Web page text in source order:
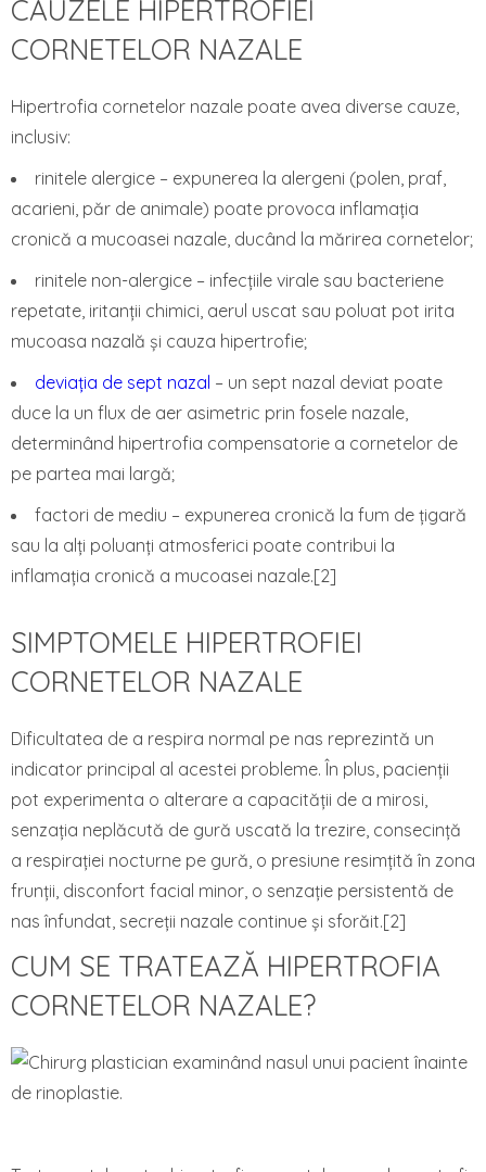
CAUZELE HIPERTROFIEI
CORNETELOR NAZALE
Hipertrofia cornetelor nazale poate avea diverse cauze,
inclusiv:
rinitele alergice – expunerea la alergeni (polen, praf,
acarieni, păr de animale) poate provoca inflamația
cronică a mucoasei nazale, ducând la mărirea cornetelor;
rinitele non-alergice – infecțiile virale sau bacteriene
repetate, iritanții chimici, aerul uscat sau poluat pot irita
mucoasa nazală și cauza hipertrofie;
deviația de sept nazal – un sept nazal deviat poate
duce la un flux de aer asimetric prin fosele nazale,
determinând hipertrofia compensatorie a cornetelor de
pe partea mai largă;
factori de mediu – expunerea cronică la fum de țigară
sau la alți poluanți atmosferici poate contribui la
inflamația cronică a mucoasei nazale.[2]
SIMPTOMELE HIPERTROFIEI
CORNETELOR NAZALE
Dificultatea de a respira normal pe nas reprezintă un
indicator principal al acestei probleme. În plus, pacienții
pot experimenta o alterare a capacității de a mirosi,
senzația neplăcută de gură uscată la trezire, consecință
a respirației nocturne pe gură, o presiune resimțită în zona
frunții, disconfort facial minor, o senzație persistentă de
nas înfundat, secreții nazale continue și sforăit.[2]
CUM SE TRATEAZĂ HIPERTROFIA
CORNETELOR NAZALE?